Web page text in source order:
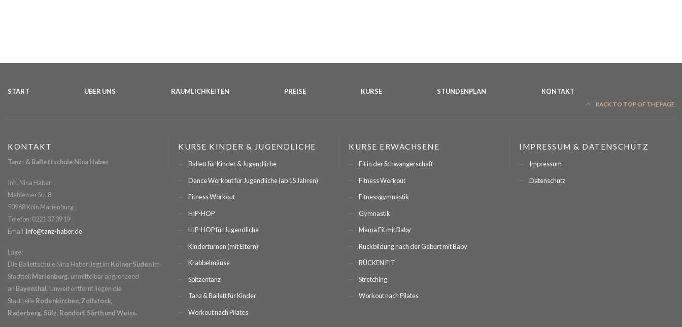
START ÜBER UNS RÄUMLICHKEITEN PREISE KURSE STUNDENPLAN KONTAKT
BACK TO TOP OF THE PAGE
KONTAKT
Tanz- & Ballettschule Nina Haber
Inh. Nina Haber
Mehlemer Str. 8
50968 Köln Marienburg
Telefon: 0221 37 39 19
Email:info@tanz-haber.de
Lage:
Die Ballettschule Nina Haber liegt im Kölner Südenim
Stadtteil Marienburg, unmittelbar angrenzend
an Bayenthal. Unweit entfernt liegen die
Stadtteile Rodenkirchen, Zollstock,
Raderberg, Sülz, Rondorf, Sürth und Weiss.
KURSE KINDER & JUGENDLICHE
Ballett für Kinder & Jugendliche
Dance Workout für Jugendliche (ab 15 Jahren)
Fitness Workout
HIP-HOP
HIP-HOP für Jugendliche
Kinderturnen (mit Eltern)
Krabbelmäuse
Spitzentanz
Tanz & Ballett für Kinder
Workout nach Pilates
KURSE ERWACHSENE
Fit in der Schwangerschaft
Fitness Workout
Fitnessgymnastik
Gymnastik
Mama Fit mit Baby
Rückbildung nach der Geburt mit Baby
RÜCKEN FIT
Stretching
Workout nach Pilates
IMPRESSUM & DATENSCHUTZ
Impressum
Datenschutz